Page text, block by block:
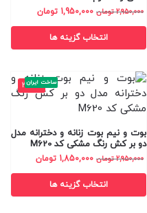
2,950,000 تومان 1,950,000 تومان
انتخاب گزینه ها
بوت و نیم بوت زنانه و دخترانه مدل
دو بر کش رنگ مشکی کد M620
2,950,000 تومان 1,850,000 تومان
ساخت ایران
انتخاب گزینه ها